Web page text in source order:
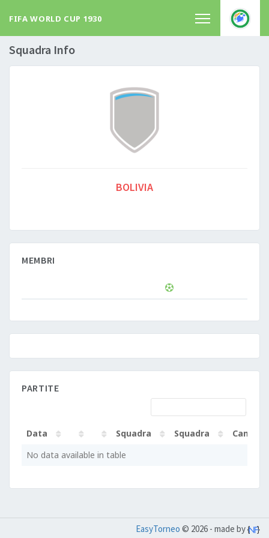
FIFA WORLD CUP 1930
Squadra Info
BOLIVIA
MEMBRI
PARTITE
Data Squadra Squadra
Campo
Data
Squadra
No data available in table
EasyTorneo © 2026 - made by